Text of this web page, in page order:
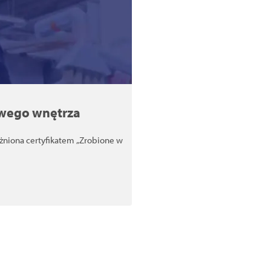
wnętrza
certyfikatem „Zrobione w